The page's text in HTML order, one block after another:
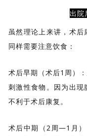
出院
虽然理论上来讲，术
同样需要注意饮食：
术后早期（术后1周）
刺激性食物。因为出现
不利于术后康复。
术后中期（2周—1月）